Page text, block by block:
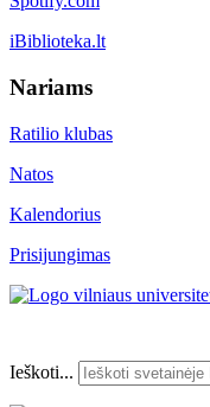
iBiblioteka.lt
Nariams
Ratilio klubas
Natos
Kalendorius
Prisijungimas
Ieškoti...